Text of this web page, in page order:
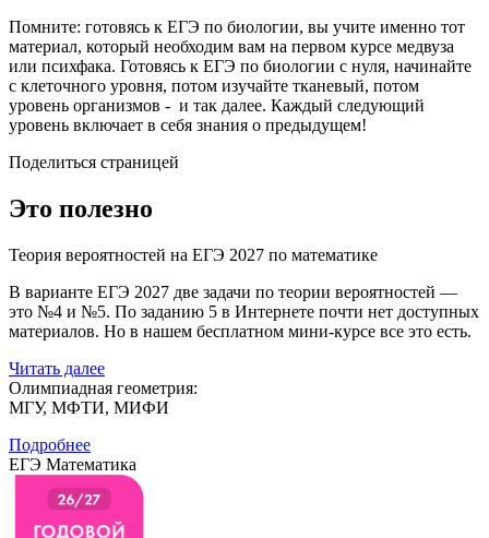
Помните: готовясь к ЕГЭ по биологии, вы учите именно тот
материал, который необходим вам на первом курсе медвуза
или психфака. Готовясь к ЕГЭ по биологии с нуля, начинайте
с клеточного уровня, потом изучайте тканевый, потом
уровень организмов - и так далее. Каждый следующий
уровень включает в себя знания о предыдущем!
Поделиться страницей
Это полезно
Теория вероятностей на ЕГЭ 2027 по математике
В варианте ЕГЭ 2027 две задачи по теории вероятностей —
это №4 и №5. По заданию 5 в Интернете почти нет доступных
материалов. Но в нашем бесплатном мини-курсе все это есть.
Читать далее
Олимпиадная геометрия:
МГУ, МФТИ, МИФИ
Подробнее
ЕГЭ Математика